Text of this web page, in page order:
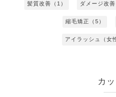
髪質改善（1） ダメージ改善
縮毛矯正（5）
アイラッシュ（女
カッ